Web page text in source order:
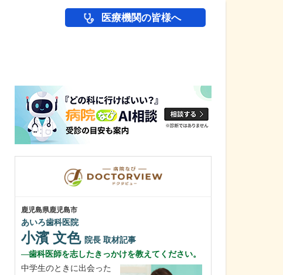
医療機関の皆様へ
鹿児島県鹿児島市
あいろ歯科医院
小濱 文色 院長 取材記事
歯科医師を志したきっかけを教えてください。
中学生のときに出会った